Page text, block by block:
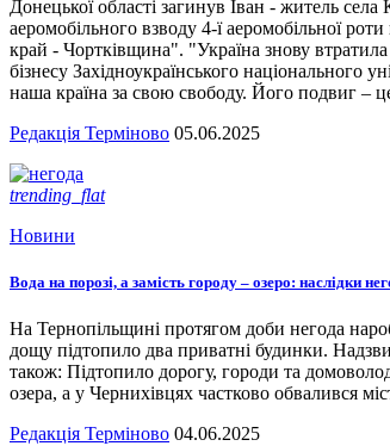
Донецької області загинув Іван - житель
аеромобільного взводу 4-ї аеромобільної
край - Чортківщина". "Україна знову
бізнесу Західноукраїнського національного
наша країна за свою свободу. Його подвиг –
Редакція Терміново 05.06.2025
trending_flat
Новини
Вода на порозі, а замість городу – озеро: наслідки
На Тернопільщині протягом доби негода
дощу підтопило два приватні будинки.
також: Підтопило дорогу, городи та
озера, а у Чернихівцях частково обвалився
Редакція Терміново 04.06.2025